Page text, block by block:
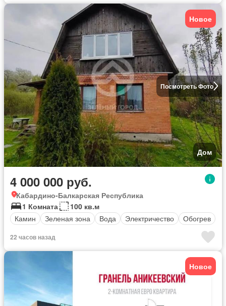
Посмотреть Фото
Новое
Дом
4 000 000 руб.
Кабардино-Балкарская Республика
1 Комната
100 кв.м
Камин
Зеленая зона Вода Электричество Обогрев
22 часов назад
Новое